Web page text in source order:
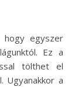
Ez a
tölthet el
Ugyanakkor a